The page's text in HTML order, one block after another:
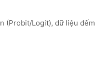
(Probit/Logit), dữ liệu đếm